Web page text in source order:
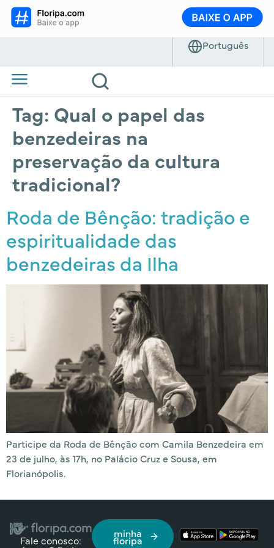
Tag: Qual o papel das
benzedeiras na
preservação da cultura
tradicional?
Roda de Bênção: tradição e
espiritualidade das
benzedeiras da Ilha
Participe da Roda de Bênção com Camila Benzedeira em
23 de julho, às 17h, no Palácio Cruz e Sousa, em
Florianópolis.
Fale conosco:
minha
floripa